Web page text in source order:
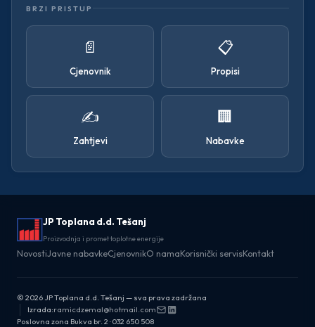
BRZI PRISTUP
📄
Cjenovnik
📋
Propisi
✍️
Zahtjevi
🏢
Nabavke
JP Toplana d.d. Tešanj
Proizvodnja i promet toplotne energije
NovostiJavne nabavkeCjenovnikO namaKorisnički servisKontakt
© 2026 JP Toplana d.d. Tešanj — sva prava zadržana
Izrada:ramicdzemal@hotmail.com
Poslovna zona Bukva br. 2 · 032 650 508